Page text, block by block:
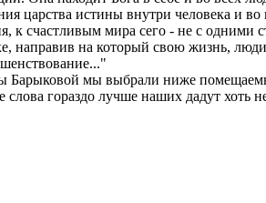
царства истины внутри человека и
к счастливым мира сего - не с
направив на который свою жизнь,
мы выбрали ниже
гораздо лучше наших дадут хоть